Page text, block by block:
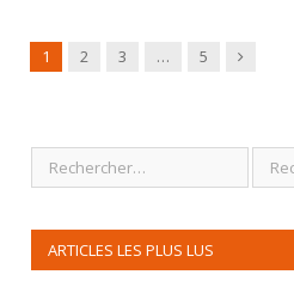
1 2 3 … 5 Next
ARTICLES LES PLUS LUS